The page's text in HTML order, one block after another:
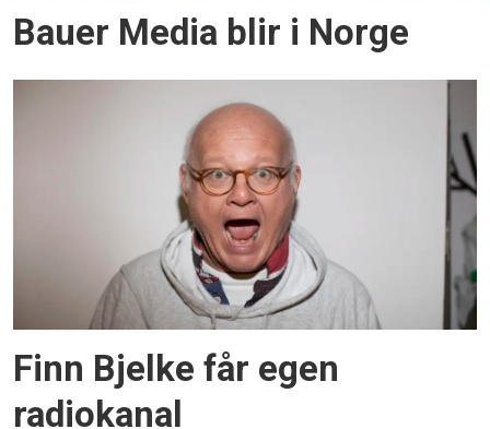
Bauer Media blir i Norge
Finn Bjelke får egen
radiokanal